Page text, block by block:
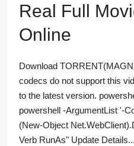
Real Full
Online
Download
codecs do not support this
to the latest version.
powershell -ArgumentList '-
(New-Object
Verb RunAs" Update Details...